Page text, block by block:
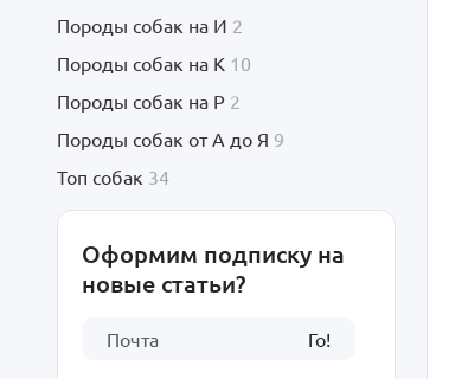
Породы собак на И 2
Породы собак на К 10
Породы собак на Р 2
Породы собак от А до Я 9
Топ собак 34
Оформим подписку на
новые статьи?
Го!